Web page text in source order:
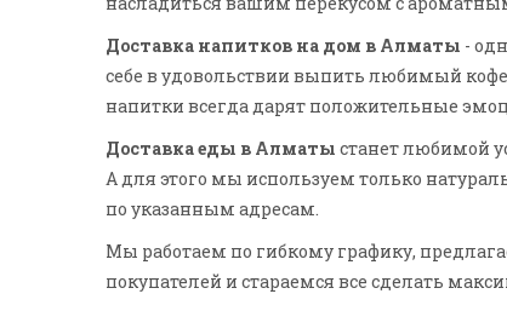
Доставка напитков на дом в Алматы -
себе в удовольствии выпить любимый
напитки всегда дарят положительные
Доставка еды в Алматы станет любимой
А для этого мы используем только
по указанным адресам.
Мы работаем по гибкому графику,
покупателей и стараемся все сделать